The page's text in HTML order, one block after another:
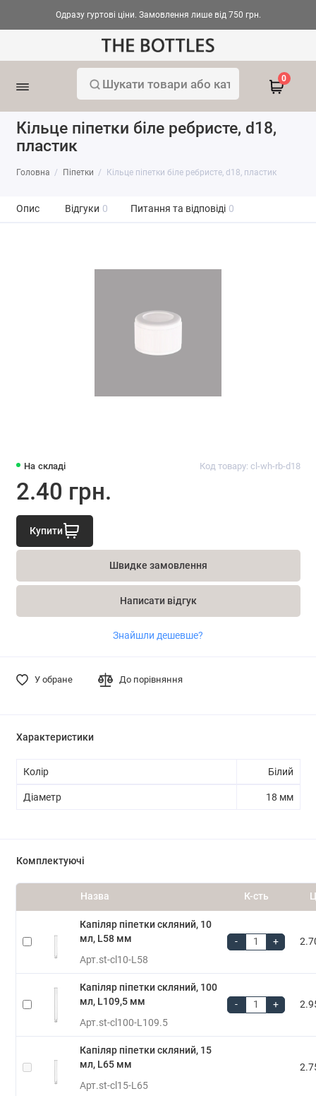
Одразу гуртові ціни. Замовлення лише від 750 грн.
0
Кільце піпетки біле ребристе, d18,
пластик
Головна Піпетки Кільце піпетки біле ребристе, d18, пластик
Опис Відгуки 0 Питання та відповіді 0
На складі Код товару: cl-wh-rb-d18
2.40 грн.
Купити
Швидке замовлення
Написати відгук
Знайшли дешевше?
У обране До порівняння
Характеристики
Колір Білий
Діаметр 18 мм
Комплектуючі
Назва К-сть
Капіляр піпетки скляний, 10
мл, L58 мм
Арт.st-cl10-L58
- +
Капіляр піпетки скляний, 100
мл, L109,5 мм
Арт.st-cl100-L109.5
- +
Капіляр піпетки скляний, 15
мл, L65 мм
Арт.st-cl15-L65